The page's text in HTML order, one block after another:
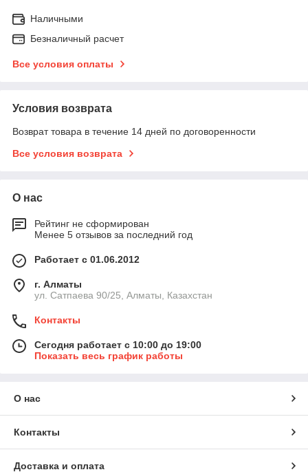
Наличными
Безналичный расчет
Все условия оплаты
Условия возврата
Возврат товара в течение 14 дней по договоренности
Все условия возврата
О нас
Рейтинг не сформирован
Менее 5 отзывов за последний год
Работает с 01.06.2012
г. Алматы
ул. Сатпаева 90/25, Алматы, Казахстан
Контакты
Сегодня работает с 10:00 до 19:00
Показать весь график работы
О нас
Контакты
Доставка и оплата